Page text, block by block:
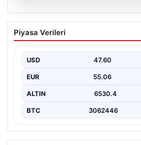
Kurbanlık fiyatları il il
2026: Büyükbaş ve
ve tüm illerin kurbanlık
{“title”: “2026 Yılı Kurbanlık Fiyatları
“content”: “ 2026 yılı yaklaşırken,…
Piyasa Verileri
USD 47.60
EUR 55.06
ALTIN 6530.4
BTC 3062446